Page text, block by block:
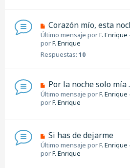
Corazón mío, esta
Último mensaje porF. Enrique
porF. Enrique
Respuestas: 10
Por la noche solo mía
Último mensaje porF. Enrique
porF. Enrique
Si has de dejarme
Último mensaje porF. Enrique
porF. Enrique